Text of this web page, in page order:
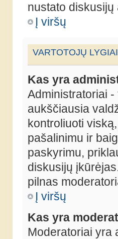
nustato
Į viršų
VARTOTOJŲ
Kas yra
Administratoriai
aukščiausia
kontroliuoti
pašalinimu ir
paskyrimu,
diskusijų
pilnas
Į viršų
Kas yra
Moderatoriai yra